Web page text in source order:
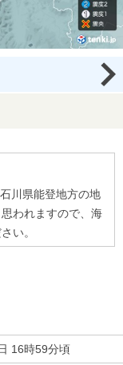
川県能登地方の地
われますので、海
い。
16時59分頃